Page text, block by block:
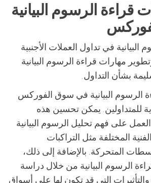
قراءة الرسوم البيانية
في تداول العملات الأجنبية
مهارات قراءة الرسوم البيانية
بشأن التداول.
الرسوم البيانية في سوق الفوركس
للمتداولين. يمكن تحسين هذه
على فهم تحليل الرسوم البيانية
المختلفة مثل التراكبات
المتحركة. بالإضافة إلى ذلك،
الرسوم البيانية من خلال دراسة
والتأثيرات التي قد تكون لها على أسواق